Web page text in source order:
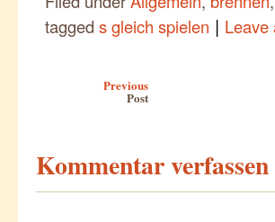
tagged s gleich spielen | Leave
Previous
Post
Kommentar verfassen